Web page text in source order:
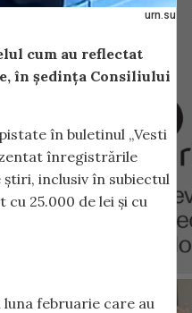
urn.su
cum au reflectat
în ședința Consiliului
în buletinul „Vesti
înregistrările
inclusiv în subiectul
25.000 de lei și cu
februarie care au